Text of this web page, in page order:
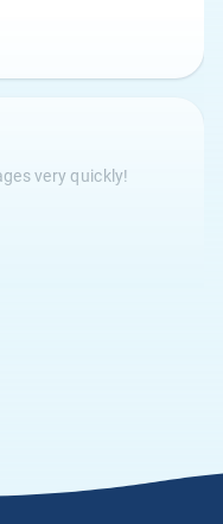
very quickly!